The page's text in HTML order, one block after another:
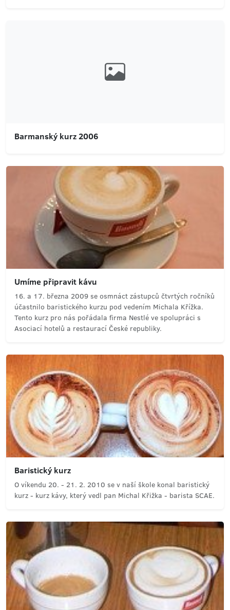
Barmanský kurz 2006
Umíme připravit kávu
16. a 17. března 2009 se osmnáct zástupců čtvrtých ročníků
účastnilo baristického kurzu pod vedením Michala Křížka.
Tento kurz pro nás pořádala firma Nestlé ve spolupráci s
Asociací hotelů a restaurací České republiky.
Baristický kurz
O víkendu 20. - 21. 2. 2010 se v naší škole konal baristický
kurz - kurz kávy, který vedl pan Michal Křižka - barista SCAE.